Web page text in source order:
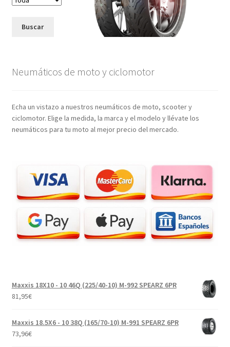
Buscar
Neumáticos de moto y ciclomotor
Echa un vistazo a nuestros neumáticos de moto, scooter y
ciclomotor. Elige la medida, la marca y el modelo y llévate los
neumáticos para tu moto al mejor precio del mercado.
Maxxis 18X10 - 10 46Q (225/40-10) M-992 SPEARZ 6PR
81,95€
Maxxis 18.5X6 - 10 38Q (165/70-10) M-991 SPEARZ 6PR
73,96€